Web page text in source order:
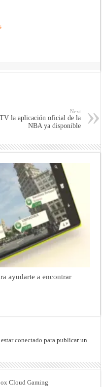
Next
la aplicación oficial de la
NBA ya disponible
ayudarte a encontrar
estarconectado para publicar un
Cloud Gaming